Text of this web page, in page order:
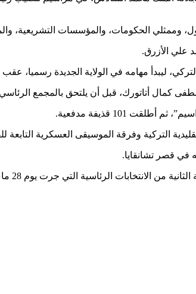
وممثلي الحكومات، والمؤسسات التشريعية،
علي الأزرق.
ليبدأ مهامه في الولاية الجديدة رسميا،
كمال أتاتورك، قبل أن يلتحق بالمجمع
101 قذيفة مدفعية.
التركية وفرقة الموسيقى العسكرية التابعة
قصر تشانقايا.
وأول